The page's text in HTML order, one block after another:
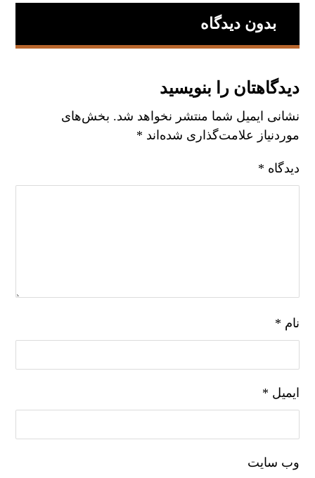
بدون دیدگاه
دیدگاهتان را بنویسید
نشانی ایمیل شما منتشر نخواهد شد. بخش‌های
موردنیاز علامت‌گذاری شده‌اند *
دیدگاه *
نام *
ایمیل *
وب‌ سایت